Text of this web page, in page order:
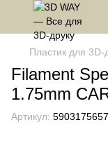
Пластик для 3D-
Filament
1.75mm
Артикул: